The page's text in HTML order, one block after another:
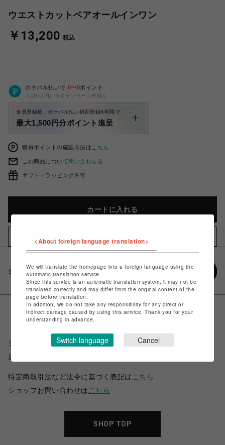
ウエストカットベアオールインワン
￥13,200 税込
ポケパル払いで 0〜0ポイント
（1P=1円）※キャンペーン分除く
会員登録後、ポケパル払い初回登録&利用で
最大1,500円分ポイント進呈
獲得ポイントの確認方法は こちら
この商品について問い合わせる
ギフト：ラッピング不可
カートに入れる
シェアする
ショップ名
スパイラルガール
店舗名
特定商取引法など法令に基づく表記は こちら
ショップお問い合わせは こちら
SHOP TOP
<About foreign language translation>
We will translate the homepage into a foreign language using the
automatic translation service.
Since this service is an automatic translation system, it may not be
translated correctly and may differ from the original content of the
page before translation.
In addition, we do not take any responsibility for any direct or
indirect damage caused by using this service. Thank you for your
understanding in advance.
Switch language Cancel